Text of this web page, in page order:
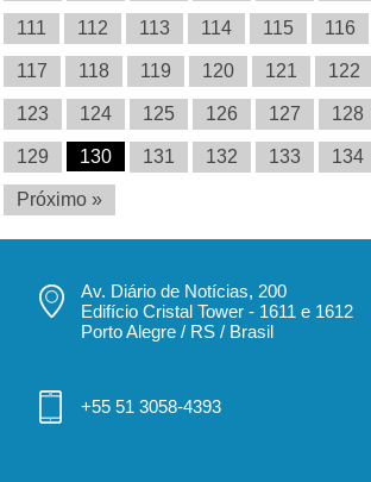
111 112 113 114 115 116
117 118 119 120 121 122
123 124 125 126 127 128
129 130 131 132 133 134
Próximo »
Av. Diário de Notícias, 200
Edifício Cristal Tower - 1611 e 1612
Porto Alegre / RS / Brasil
+55 51 3058-4393